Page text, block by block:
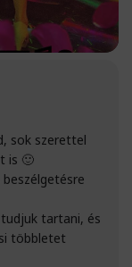
sok szerettel
is 🙂
tartani, és
többletet